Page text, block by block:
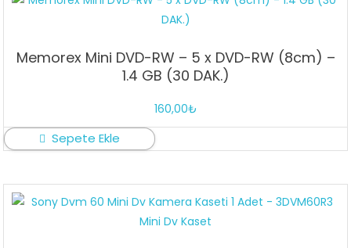
Memorex Mini DVD-RW – 5 x DVD-RW (8cm) –
1.4 GB (30 DAK.)
160,00₺
Sepete Ekle